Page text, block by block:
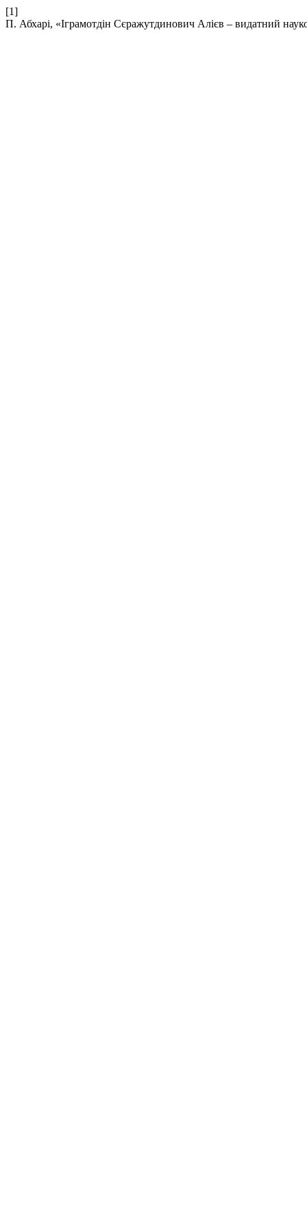
[1]
П. Абхарі, «Іграмотдін Сєражутдинович Алієв – видатний